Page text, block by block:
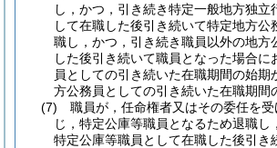
し，かつ，引き続き特定一般地方独立
して在職した後引き続いて特定地方公
職し，かつ，引き続き職員以外の地方
した後引き続いて職員となった場合に
員としての引き続いた在職期間の始期
方公務員としての引き続いた在職期間
(7)
職員が，任命権者又はその委任を
じ，特定公庫等職員となるため退職し
特定公庫等職員として在職した後引き